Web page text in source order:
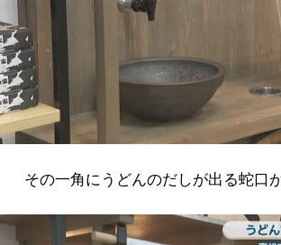
その一角にうどんのだしが出る蛇口